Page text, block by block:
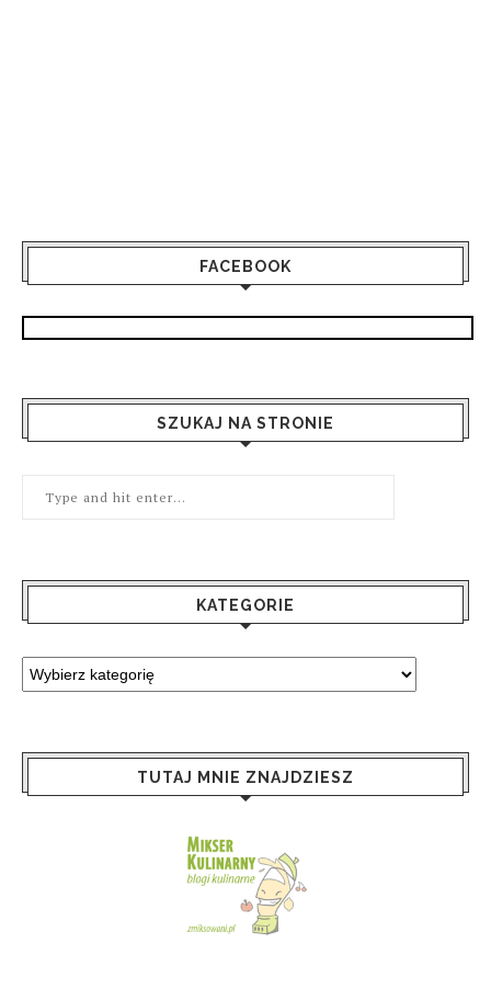
FACEBOOK
SZUKAJ NA STRONIE
KATEGORIE
TUTAJ MNIE ZNAJDZIESZ